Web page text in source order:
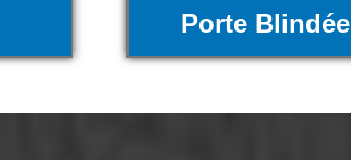
Porte Blindée